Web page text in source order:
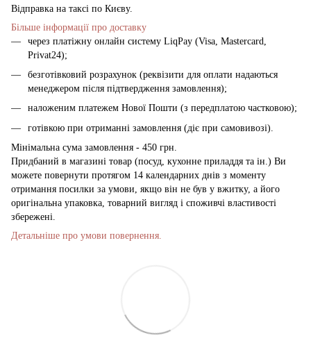
Відправка на таксі по Києву.
Більше інформації про доставку
через платіжну онлайн систему LiqPay (Visa, Mastercard,
Privat24);
безготівковий розрахунок (реквізити для оплати надаються
менеджером після підтвердження замовлення);
наложеним платежем Нової Пошти (з передплатою частковою);
готівкою при отриманні замовлення (діє при самовивозі).
Мінімальна сума замовлення - 450 грн.
Придбаний в магазині товар (посуд, кухонне приладдя та ін.) Ви
можете повернути протягом 14 календарних днів з моменту
отримання посилки за умови, якщо він не був у вжитку, а його
оригінальна упаковка, товарний вигляд і споживчі властивості
збережені.
Детальніше про умови повернення.